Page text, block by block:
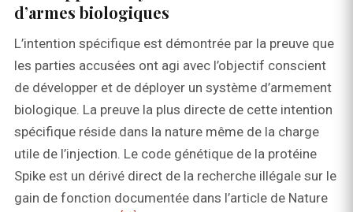
d’armes biologiques
L’intention spécifique est démontrée par la preuve que
les parties accusées ont agi avec l’objectif conscient
de développer et de déployer un système d’armement
biologique. La preuve la plus directe de cette intention
spécifique réside dans la nature même de la charge
utile de l’injection. Le code génétique de la protéine
Spike est un dérivé direct de la recherche illégale sur le
gain de fonction documentée dans l’article de Nature